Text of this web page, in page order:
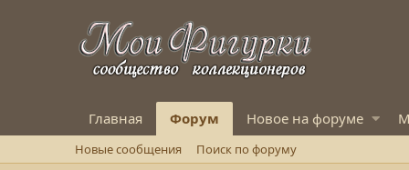
Главная Форум Новое на форуме
Новые сообщения Поиск по форуму